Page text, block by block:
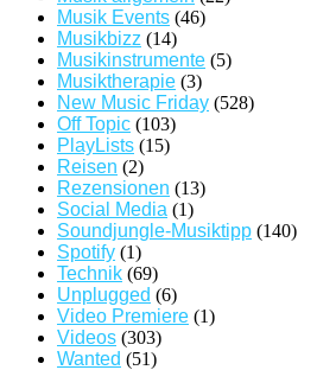
Musik Events (46)
Musikbizz (14)
Musikinstrumente (5)
Musiktherapie (3)
New Music Friday (528)
Off Topic (103)
PlayLists (15)
Reisen (2)
Rezensionen (13)
Social Media (1)
Soundjungle-Musiktipp (140)
Spotify (1)
Technik (69)
Unplugged (6)
Video Premiere (1)
Videos (303)
Wanted (51)